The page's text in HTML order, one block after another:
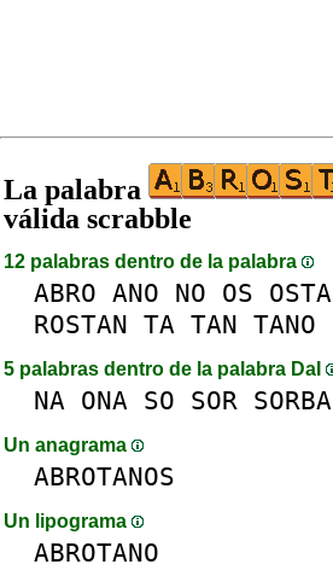
La palabra
válida scrabble
12 palabras dentro de la palabra
ABRO ANO NO OS OSTA
ROSTAN TA TAN TANO
5 palabras dentro de la palabra DaI
NA ONA SO SOR SORBA
Un anagrama
ABROTANOS
Un lipograma
ABROTANO